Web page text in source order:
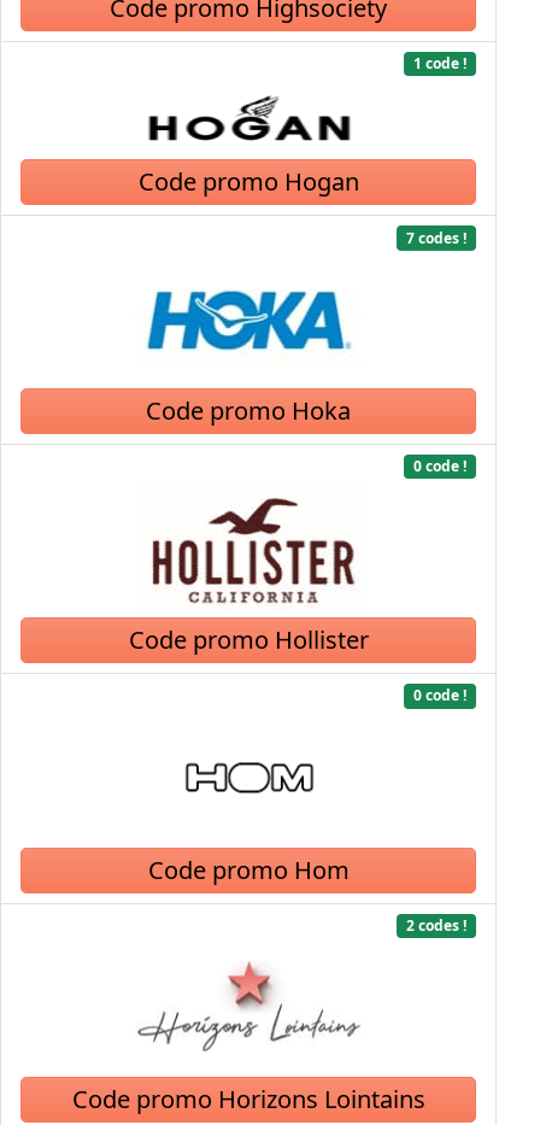
Code promo Highsociety
1 code !
Code promo Hogan
7 codes !
Code promo Hoka
0 code !
Code promo Hollister
0 code !
Code promo Hom
2 codes !
Code promo Horizons Lointains